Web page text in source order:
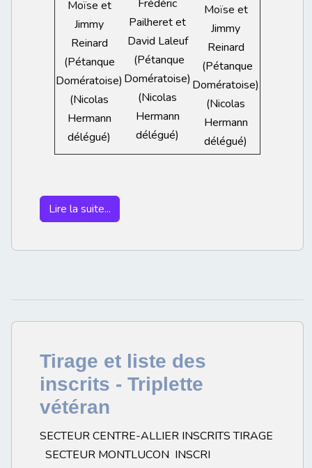
Moïse et
Jimmy
Reinard
(Pétanque
Domératoise)
(Nicolas
Hermann
délégué)
Frédéric
Pailheret et
David Laleuf
(Pétanque
Domératoise)
(Nicolas
Hermann
délégué)
Moïse et
Jimmy
Reinard
(Pétanque
Domératoise)
(Nicolas
Hermann
délégué)
Lire la suite...
Tirage et liste des
inscrits - Triplette
vétéran
SECTEUR CENTRE-ALLIER INSCRITS TIRAGE
SECTEUR MONTLUCON INSCRI